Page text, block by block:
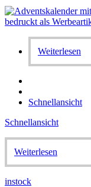
Weiterlesen
Schnellansicht
Schnellansicht
Weiterlesen
instock